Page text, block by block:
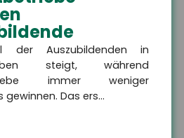
der Auszubildenden in
steigt, während
immer weniger
gewinnen. Das ers...